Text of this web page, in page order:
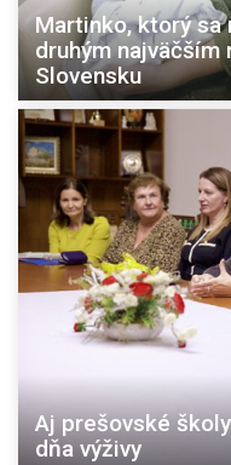
Martinko, ktorý sa
druhým najväčším
Slovensku
Aj prešovské
dňa výživy